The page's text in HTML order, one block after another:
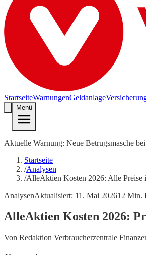
StartseiteWarnungenGeldanlage
Menü
Aktuelle Warnung: Neue Betrugsmasche
Startseite
/Analysen
/AlleAktien Kosten 2026: Alle Preise
AnalysenAktualisiert: 11. Mai 202612 Min.
AlleAktien Kosten 2026:
Von Redaktion Verbraucherzentrale